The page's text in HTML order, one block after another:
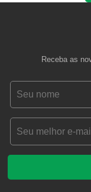
Receba as